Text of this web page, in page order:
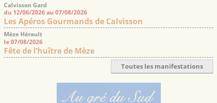
Calvisson Gard
du 12/06/2026 au 07/08/2026
Les Apéros Gourmands de Calvisson
Mèze Hérault
le 07/08/2026
Fête de l’huître de Mèze
Toutes les manifestations